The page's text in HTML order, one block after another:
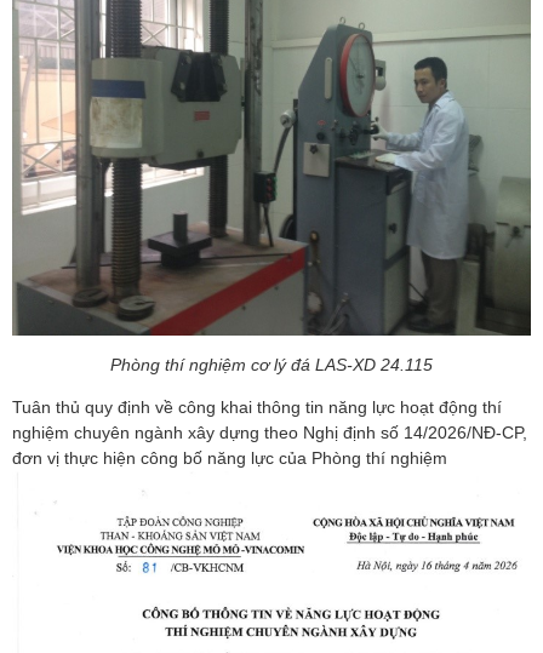
Phòng thí nghiệm cơ lý đá LAS-XD 24.115
Tuân thủ quy định về công khai thông tin năng lực hoạt động thí
nghiệm chuyên ngành xây dựng theo Nghị định số 14/2026/NĐ-CP,
đơn vị thực hiện công bố năng lực của Phòng thí nghiệm